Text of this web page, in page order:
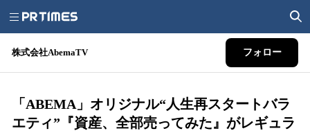
株式会社AbemaTV フォロー
「ABEMA」オリジナル“人生再スタートバラ
エティ”『資産、全部売ってみた』がレギュラ